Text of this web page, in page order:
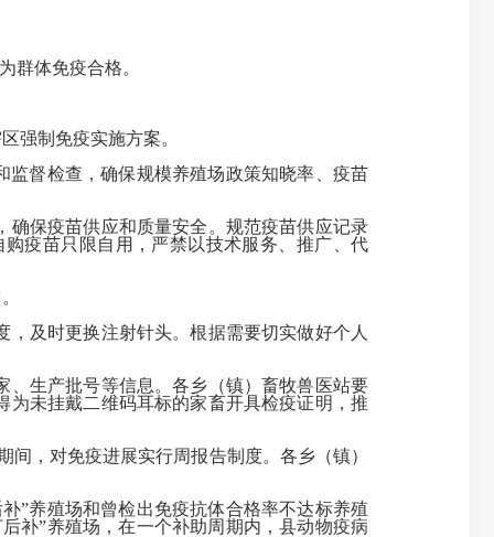
体免疫合格。
强制免疫实施方案。
监督检查，确保规模养殖场政策知晓率、疫苗
确保疫苗供应和质量安全。规范疫苗供应记录
疫苗只限自用，严禁以技术服务、推广、代
及时更换注射针头。根据需要切实做好个人
、生产批号等信息。各乡（镇）畜牧兽医站要
未挂戴二维码耳标的家畜开具检疫证明，推
，对免疫进展实行周报告制度。各乡（镇）
”养殖场和曾检出免疫抗体合格率不达标养殖
补”养殖场，在一个补助周期内，县动物疫病